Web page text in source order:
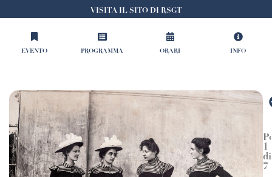
VISITA IL SITO DI RSGT
EVENTO PROGRAMMA ORARI INFO
1
di
7